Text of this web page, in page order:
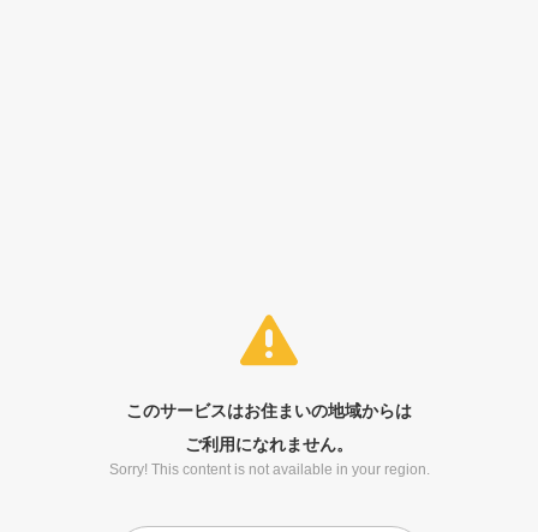
このサービスはお住まいの地域からは
ご利用になれません。
Sorry! This content is not available in your region.